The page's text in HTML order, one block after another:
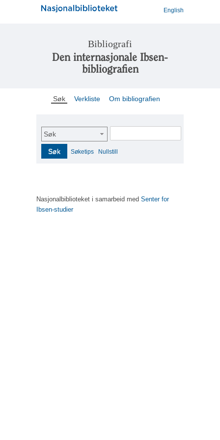
English
Bibliografi
Den internasjonale Ibsen-
bibliografien
Søk Verkliste Om bibliografien
Søk
Søk Søketips Nullstill
Nasjonalbiblioteket i samarbeid med Senter for
Ibsen-studier